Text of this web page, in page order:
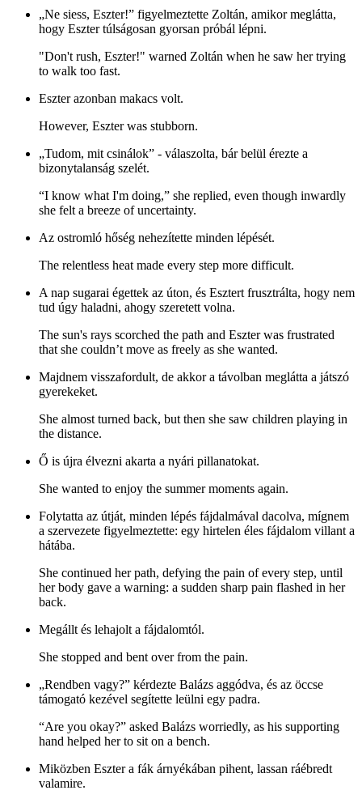
„Ne siess, Eszter!” figyelmeztette Zoltán, amikor meglátta,
hogy Eszter túlságosan gyorsan próbál lépni.
"Don't rush, Eszter!" warned Zoltán when he saw her trying
to walk too fast.
Eszter azonban makacs volt.
However, Eszter was stubborn.
„Tudom, mit csinálok” - válaszolta, bár belül érezte a
bizonytalanság szelét.
“I know what I'm doing,” she replied, even though inwardly
she felt a breeze of uncertainty.
Az ostromló hőség nehezítette minden lépését.
The relentless heat made every step more difficult.
A nap sugarai égettek az úton, és Esztert frusztrálta, hogy nem
tud úgy haladni, ahogy szeretett volna.
The sun's rays scorched the path and Eszter was frustrated
that she couldn’t move as freely as she wanted.
Majdnem visszafordult, de akkor a távolban meglátta a játszó
gyerekeket.
She almost turned back, but then she saw children playing in
the distance.
Ő is újra élvezni akarta a nyári pillanatokat.
She wanted to enjoy the summer moments again.
Folytatta az útját, minden lépés fájdalmával dacolva, mígnem
a szervezete figyelmeztette: egy hirtelen éles fájdalom villant a
hátába.
She continued her path, defying the pain of every step, until
her body gave a warning: a sudden sharp pain flashed in her
back.
Megállt és lehajolt a fájdalomtól.
She stopped and bent over from the pain.
„Rendben vagy?” kérdezte Balázs aggódva, és az öccse
támogató kezével segítette leülni egy padra.
“Are you okay?” asked Balázs worriedly, as his supporting
hand helped her to sit on a bench.
Miközben Eszter a fák árnyékában pihent, lassan ráébredt
valamire.